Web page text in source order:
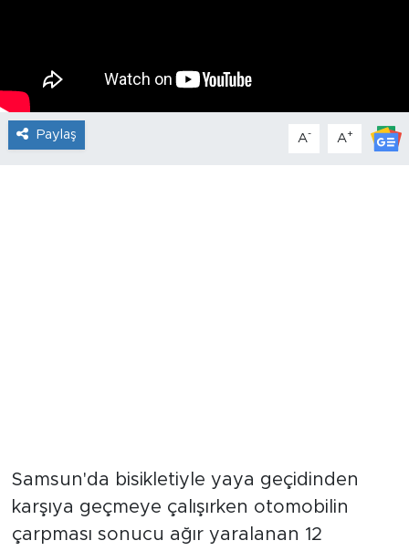
Paylaş A- A+
Samsun'da bisikletiyle yaya geçidinden
karşıya geçmeye çalışırken otomobilin
çarpması sonucu ağır yaralanan 12